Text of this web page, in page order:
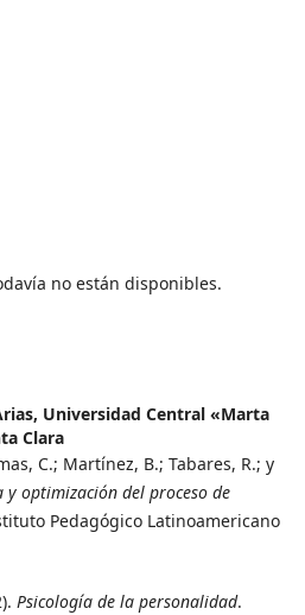
no están disponibles.
Universidad Central «Marta
Clara
C.; Martínez, B.; Tabares, R.; y
y optimización del proceso de
Pedagógico Latinoamericano
Psicología de la personalidad.